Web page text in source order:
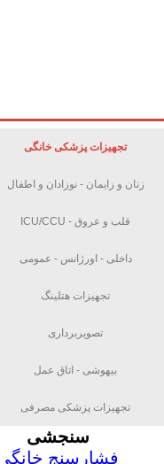
تجهیزات پزشکی خانگی
زنان و زایمان - نوزادان و اطفال
قلب و عروق - ICU/CCU
داخلی - اورژانس - عمومی
تجهیزات هتلینگ
تصویربرداری
بیهوشی - اتاق عمل
تجهیزات پزشکی مصرفی
سنجشی
فشارسنج